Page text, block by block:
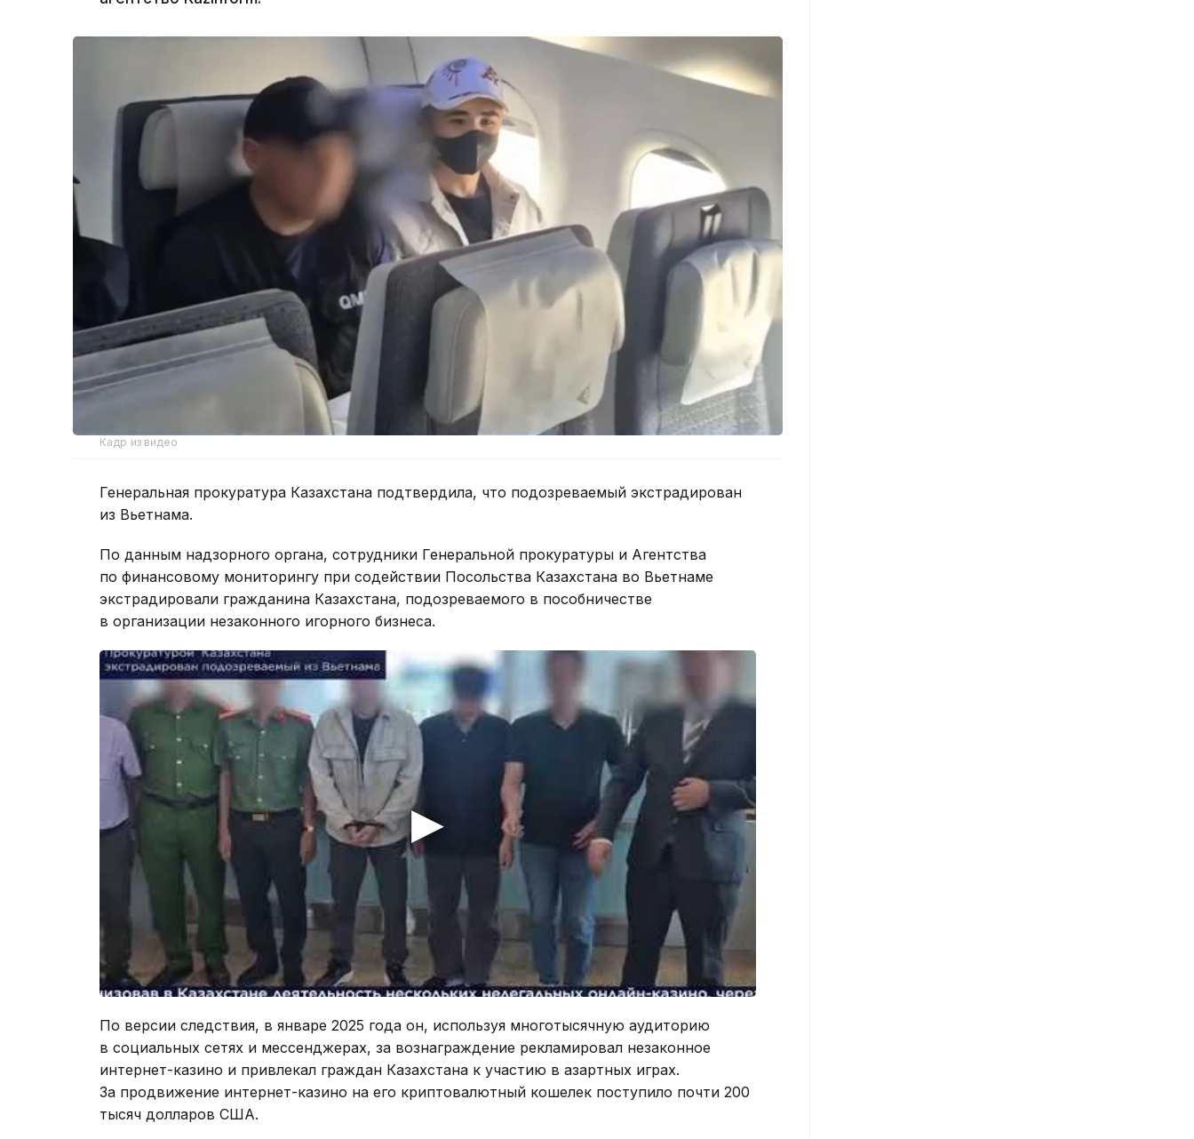
Кадр из видео
Генеральная прокуратура Казахстана подтвердила, что подозреваемый экстрадирован
из Вьетнама.
По данным надзорного органа, сотрудники Генеральной прокуратуры и Агентства
по финансовому мониторингу при содействии Посольства Казахстана во Вьетнаме
экстрадировали гражданина Казахстана, подозреваемого в пособничестве
в организации незаконного игорного бизнеса.
По версии следствия, в январе 2025 года он, используя многотысячную аудиторию
в социальных сетях и мессенджерах, за вознаграждение рекламировал незаконное
интернет-казино и привлекал граждан Казахстана к участию в азартных играх.
За продвижение интернет-казино на его криптовалютный кошелек поступило почти 200
тысяч долларов США.